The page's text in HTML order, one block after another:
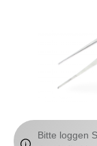
Bitte loggen